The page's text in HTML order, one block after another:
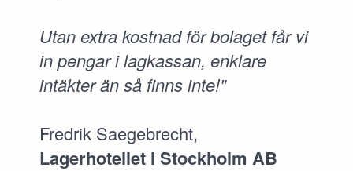
Utan extra kostnad för bolaget får vi
in pengar i lagkassan, enklare
intäkter än så finns inte!"
Fredrik Saegebrecht,
Lagerhotellet i Stockholm AB